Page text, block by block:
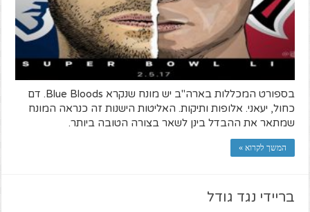
בספורט המכללות בארה"ב יש מונח שנקרא Blue Bloods. דם
כחול, יעאני. אלופות ותיקות. האליטות הישנות זה כנראה המונח
שמתאר את ההבדל בינן לשאר בצורה הטובה ביותר.
המשך לקרוא »
בריידי נגד גודל